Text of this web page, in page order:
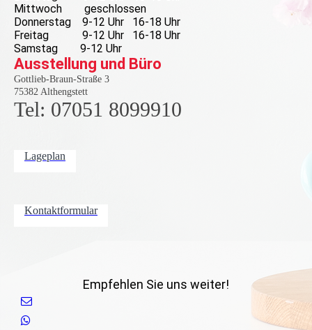
Mittwoch geschlossen
Donnerstag 9-12 Uhr 16-18 Uhr
Freitag 9-12 Uhr 16-18 Uhr
Samstag 9-12 Uhr
Ausstellung und Büro
Gottlieb-Braun-Straße 3
75382 Althengstett
Tel: 07051 8099910
Lageplan
Kontaktformular
Empfehlen Sie uns weiter!